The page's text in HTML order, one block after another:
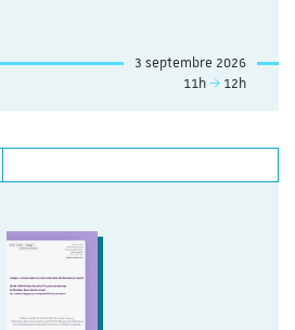
3 septembre 2026
11h
12h